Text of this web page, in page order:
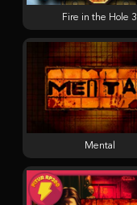
Fire in the Hole 3
Mental